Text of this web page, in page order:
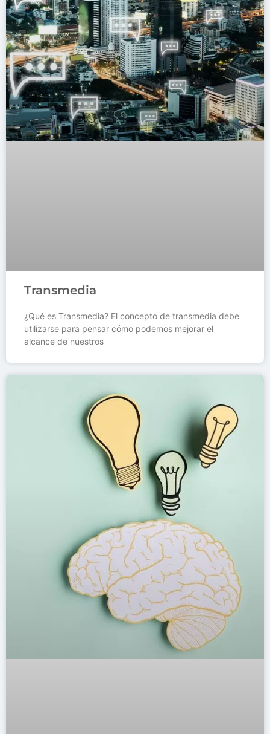
Transmedia
¿Qué es Transmedia? El concepto de transmedia debe
utilizarse para pensar cómo podemos mejorar el
alcance de nuestros